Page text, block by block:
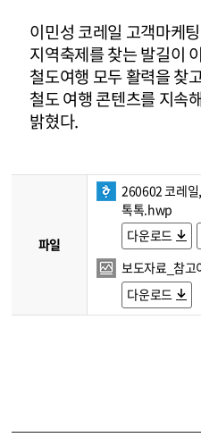
이민성 코레일 고객마케
지역축제를 찾는 발길이
철도여행 모두 활력을 찾
철도 여행 콘텐츠를 지속
밝혔다.
파일
260602 코레일
톡톡.hwp
다운로드
보도자료_참
다운로드